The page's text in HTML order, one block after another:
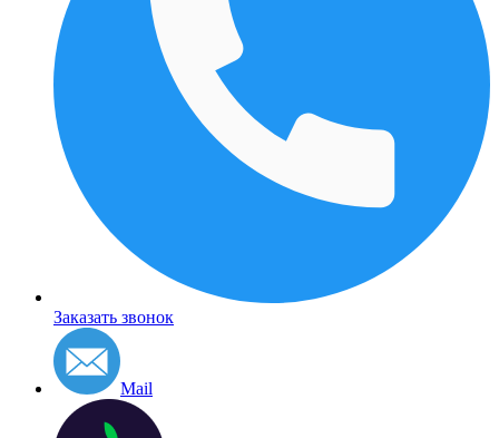
Заказать звонок
Mail